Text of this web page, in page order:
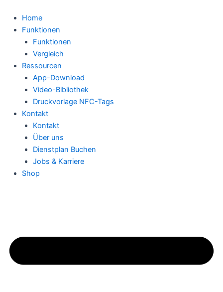
Inhalt
springen
Home
Funktionen
Funktionen
Vergleich
Ressourcen
App-Download
Video-Bibliothek
Druckvorlage NFC-Tags
Kontakt
Kontakt
Über uns
Dienstplan Buchen
Jobs & Karriere
Shop